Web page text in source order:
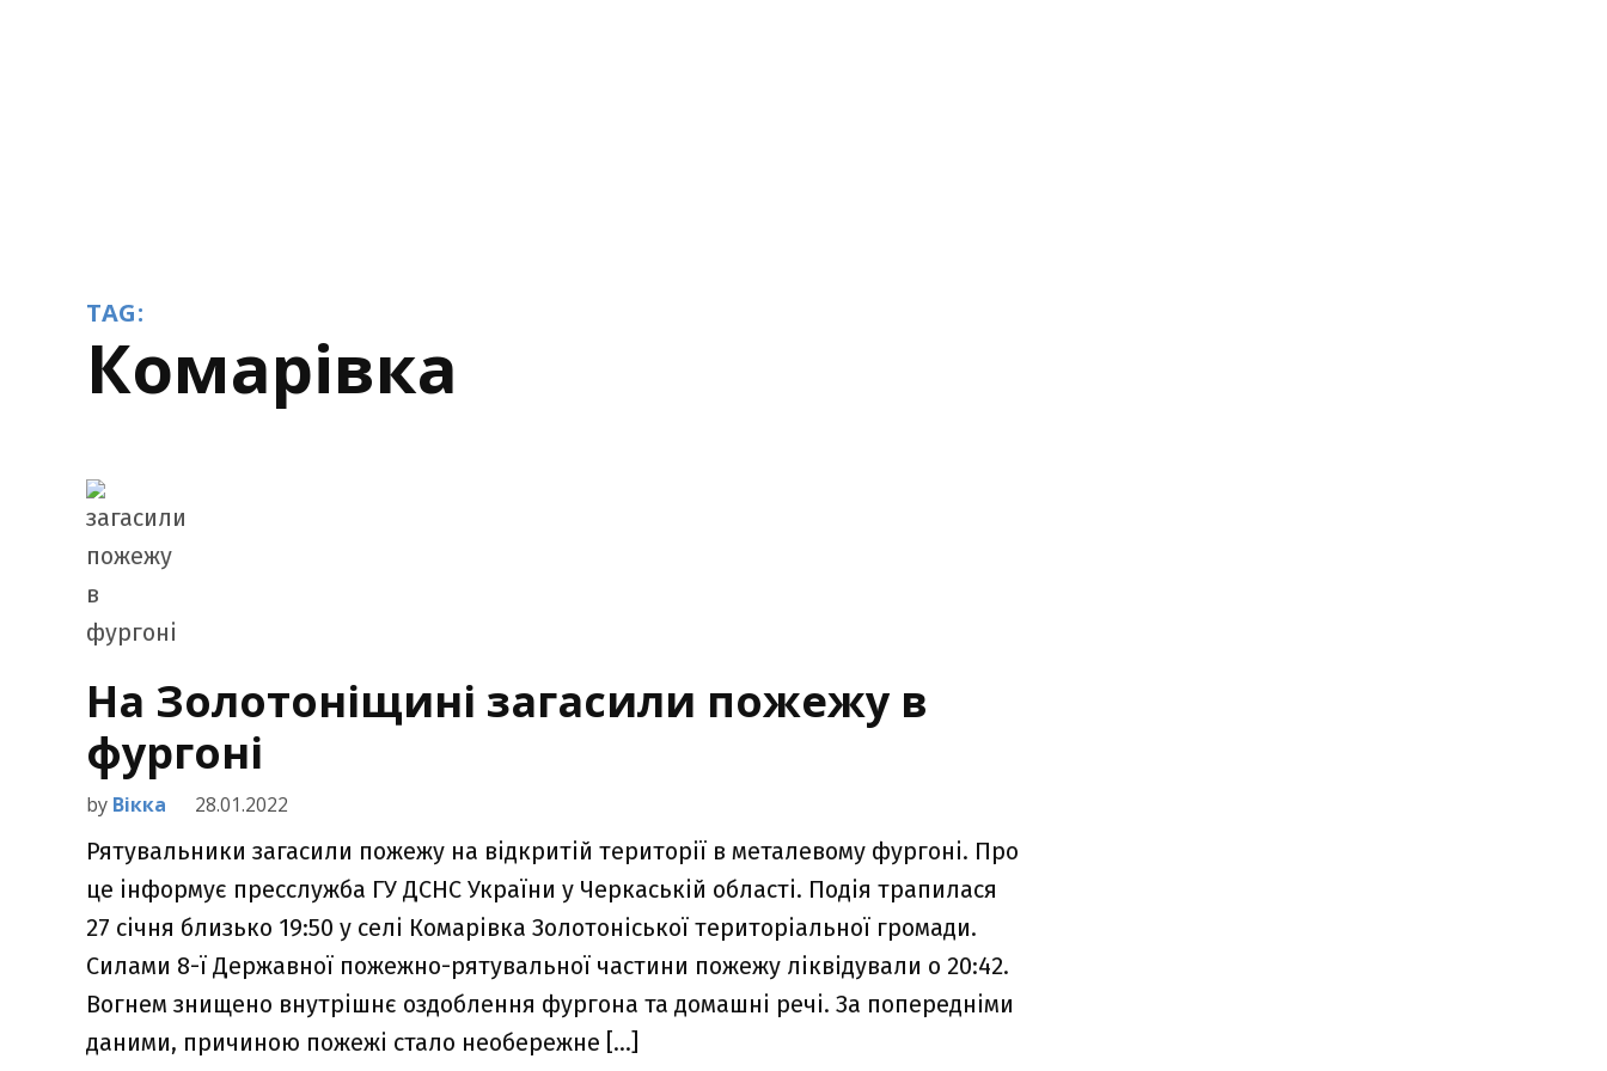
TAG:
Комарівка
На Золотоніщині загасили пожежу в
фургоні
by Вікка 28.01.2022
Рятувальники загасили пожежу на відкритій території в металевому фургоні. Про
це інформує пресслужба ГУ ДСНС України у Черкаській області. Подія трапилася
27 січня близько 19:50 у селі Комарівка Золотоніської територіальної громади.
Силами 8-ї Державної пожежно-рятувальної частини пожежу ліквідували о 20:42.
Вогнем знищено внутрішнє оздоблення фургона та домашні речі. За попередніми
даними, причиною пожежі стало необережне […]